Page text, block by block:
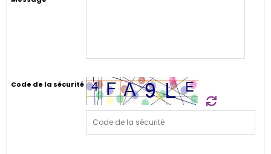
Code de la sécurité